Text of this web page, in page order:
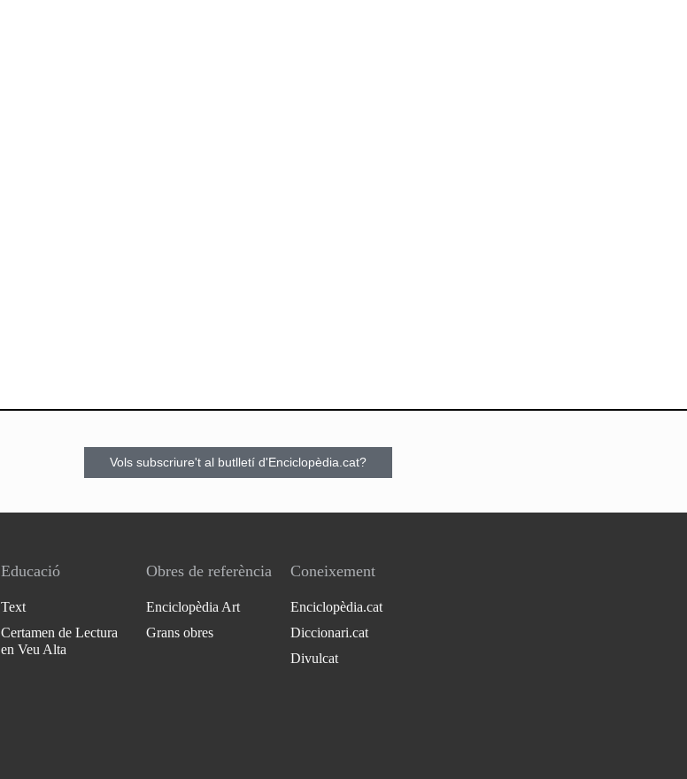
Vols subscriure't al butlletí d'Enciclopèdia.cat?
Educació
Text
Certamen de Lectura
en Veu Alta
Obres de referència
Enciclopèdia Art
Grans obres
Coneixement
Enciclopèdia.cat
Diccionari.cat
Divulcat